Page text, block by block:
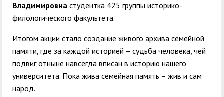
Владимировна студентка 425 группы историко-
филологического факультета.
Итогом акции стало создание живого архива семейной
памяти, где за каждой историей – судьба человека, чей
подвиг отныне навсегда вписан в историю нашего
университета. Пока жива семейная память – жив и сам
народ.